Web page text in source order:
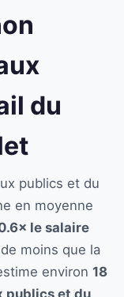
du
publics et du
en moyenne
le salaire
moins que la
environ 18
publics et du